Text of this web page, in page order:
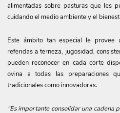
alimentadas sobre pasturas que les
cuidando el medio ambiente y el
Este ámbito tan especial le provee
referidas a terneza, jugosidad,
pueden reconocer en cada corte
ovina a todas las preparaciones
tradicionales como innovadoras.
“Es importante consolidar una cadena